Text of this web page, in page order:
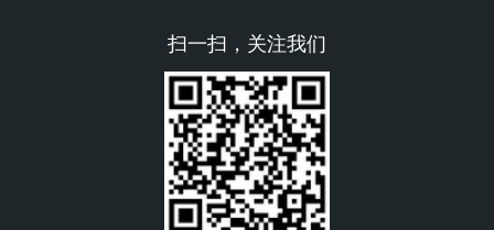
扫一扫，关注我们